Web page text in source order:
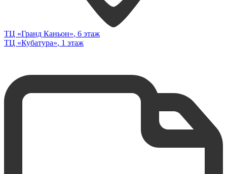
ТЦ «Гранд Каньон», 6 этаж
ТЦ «Кубатура», 1 этаж